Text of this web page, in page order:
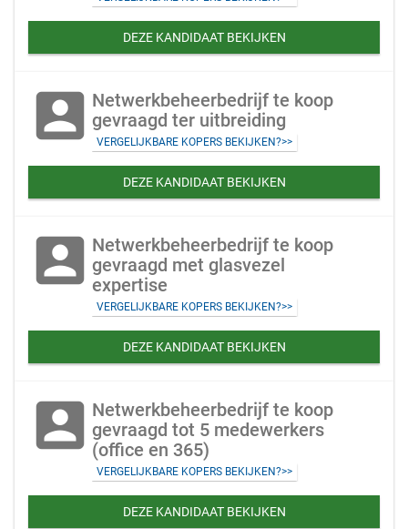
DEZE KANDIDAAT BEKIJKEN
account_box Netwerkbeheerbedrijf te koop
gevraagd ter uitbreiding
VERGELIJKBARE KOPERS BEKIJKEN?>>
DEZE KANDIDAAT BEKIJKEN
account_box Netwerkbeheerbedrijf te koop
gevraagd met glasvezel
expertise
VERGELIJKBARE KOPERS BEKIJKEN?>>
DEZE KANDIDAAT BEKIJKEN
account_box Netwerkbeheerbedrijf te koop
gevraagd tot 5 medewerkers
(office en 365)
VERGELIJKBARE KOPERS BEKIJKEN?>>
DEZE KANDIDAAT BEKIJKEN